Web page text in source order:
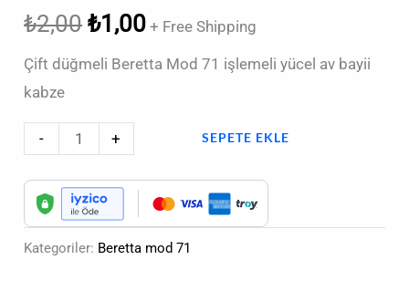
₺2,00 ₺1,00 + Free Shipping
Çift düğmeli Beretta Mod 71 işlemeli yücel av bayii
kabze
- + SEPETE EKLE
Kategoriler: Beretta mod 71